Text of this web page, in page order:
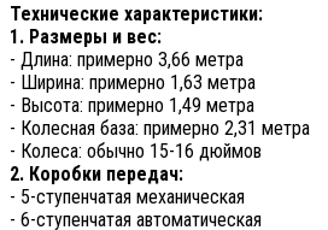
Технические характеристики:
1. Размеры и вес:
- Длина: примерно 3,66 метра
- Ширина: примерно 1,63 метра
- Высота: примерно 1,49 метра
- Колесная база: примерно 2,31 метра
- Колеса: обычно 15-16 дюймов
2. Коробки передач:
- 5-ступенчатая механическая
- 6-ступенчатая автоматическая